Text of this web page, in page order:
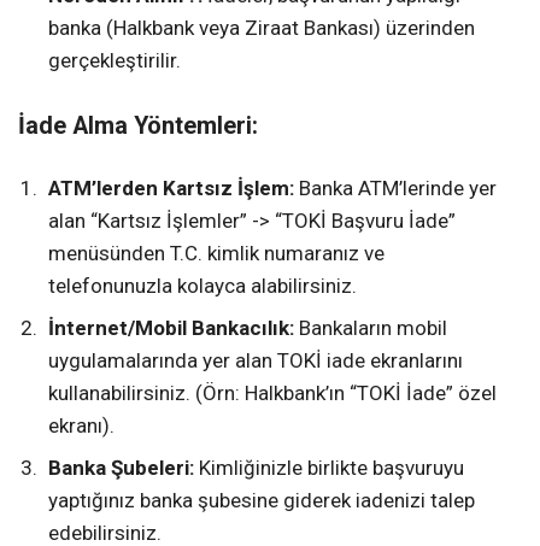
banka (Halkbank veya Ziraat Bankası) üzerinden
gerçekleştirilir.
İade Alma Yöntemleri:
ATM’lerden Kartsız İşlem: Banka ATM’lerinde yer
alan “Kartsız İşlemler” -> “TOKİ Başvuru İade”
menüsünden T.C. kimlik numaranız ve
telefonunuzla kolayca alabilirsiniz.
İnternet/Mobil Bankacılık: Bankaların mobil
uygulamalarında yer alan TOKİ iade ekranlarını
kullanabilirsiniz. (Örn: Halkbank’ın “TOKİ İade” özel
ekranı).
Banka Şubeleri: Kimliğinizle birlikte başvuruyu
yaptığınız banka şubesine giderek iadenizi talep
edebilirsiniz.